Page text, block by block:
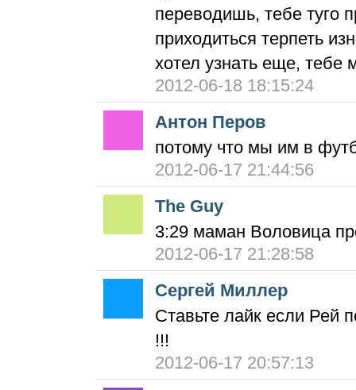
переводишь, тебе туго
приходиться терпеть
хотел узнать еще, тебе
2012-06-18 18:15:24
Антон Перов
потому что мы им в
2012-06-17 21:44:56
The Guy
3:29 маман Воловица
2012-06-17 21:28:58
Сергей Миллер
Ставьте лайк если Рей
!!!
2012-06-17 20:57:13